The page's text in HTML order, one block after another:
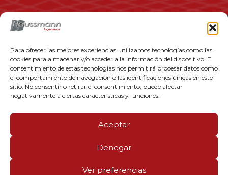
Para ofrecer las mejores experiencias, utilizamos tecnologías como las
cookies para almacenar y/o acceder a la información del dispositivo. El
consentimiento de estas tecnologías nos permitirá procesar datos como
el comportamiento de navegación o las identificaciones únicas en este
sitio. No consentir o retirar el consentimiento, puede afectar
negativamente a ciertas características y funciones.
Aceptar
Denegar
Ver preferencias
Aviso Legal
Política de Cookies